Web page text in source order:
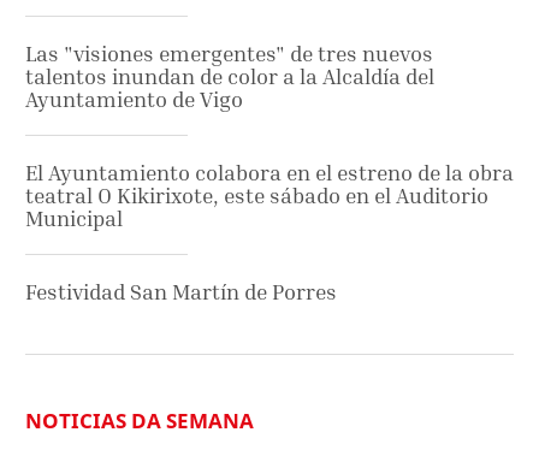
Las "visiones emergentes" de tres nuevos
talentos inundan de color a la Alcaldía del
Ayuntamiento de Vigo
El Ayuntamiento colabora en el estreno de la obra
teatral O Kikirixote, este sábado en el Auditorio
Municipal
Festividad San Martín de Porres
NOTICIAS DA SEMANA